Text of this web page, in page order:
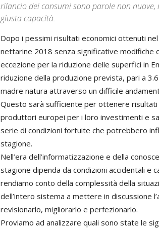
rilancio dei consumi sono parole non
giusta capacità.
Dopo i pessimi risultati economici ottenuti
nettarine 2018 senza significative modifiche
eccezione per la riduzione delle superfici in
riduzione della produzione prevista, pari a
madre natura attraverso un difficile
Questo sarà sufficiente per ottenere
produttori europei per i loro investimenti e
serie di condizioni fortuite che potrebbero
stagione.
Nell’era dell’informatizzazione e della
stagione dipenda da condizioni accidentali e
rendiamo conto della complessità della
dell’intero sistema a mettere in discussione
revisionarlo, migliorarlo e perfezionarlo.
Proviamo ad analizzare quali sono state le